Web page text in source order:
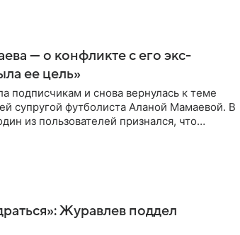
— о конфликте с его экс-
ее цель»
подписчикам и снова вернулась к теме
супругой футболиста Аланой Мамаевой. В
из пользователей признался, что
Журавлев поддел